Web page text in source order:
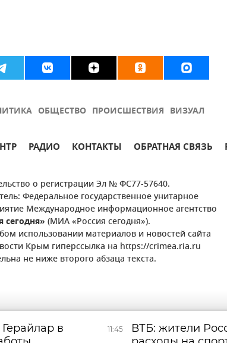
ОБЩЕСТВО ПРОИСШЕСТВИЯ ВИЗУАЛ
РАДИО КОНТАКТЫ ОБРАТНАЯ СВЯЗЬ
о регистрации Эл № ФС77-57640.
Федеральное государственное унитарное
Международное информационное агентство
сегодня» (МИА «Россия сегодня»).
использовании материалов и новостей сайта
Крым гиперссылка на https://crimea.ria.ru
не ниже второго абзаца текста.
в
11:45
ВТБ: жители